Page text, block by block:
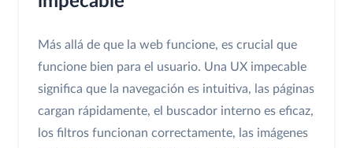
Más allá de que la web funcione, es crucial que
funcione bien para el usuario. Una UX impecable
significa que la navegación es intuitiva, las páginas
cargan rápidamente, el buscador interno es eficaz,
los filtros funcionan correctamente, las imágenes